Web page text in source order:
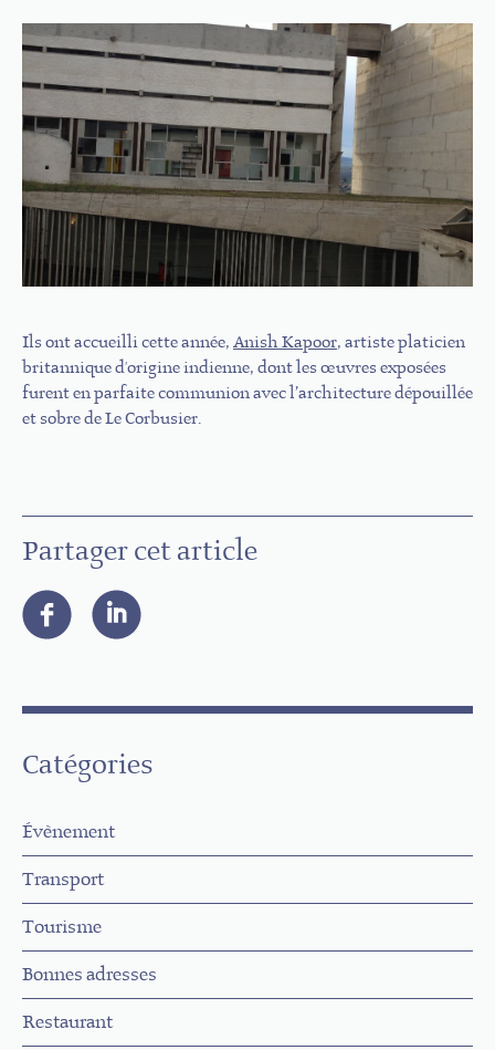
Ils ont accueilli cette année, Anish Kapoor, artiste platicien
britannique d'origine indienne, dont les œuvres exposées
furent en parfaite communion avec l’architecture dépouillée
et sobre de Le Corbusier.
Partager cet article
Catégories
Évènement
Transport
Tourisme
Bonnes adresses
Restaurant